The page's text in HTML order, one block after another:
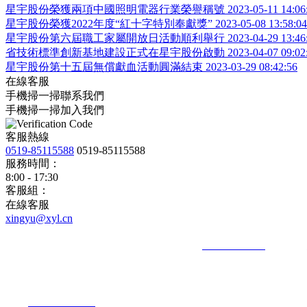
星宇股份榮獲兩項中國照明電器行業榮譽稱號 2023-05-11
星宇股份榮獲2022年度“紅十字特別奉獻獎” 2023-05-08 13:58:04
星宇股份第六屆職工家屬開放日活動順利舉行 2023-04-29
省技術標準創新基地建設正式在星宇股份啟動 2023-04-07
星宇股份第十五屆無償獻血活動圓滿結束 2023-03-29 08:42:56
在線客服
手機掃一掃聯系我們
手機掃一掃加入我們
客服熱線
0519-85115588 0519-85115588
服務時間：
8:00 - 17:30
客服組：
在線客服
xingyu@xyl.cn